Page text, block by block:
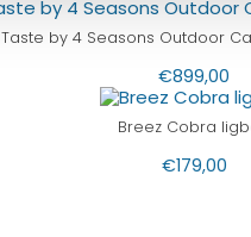
Taste by 4 Seasons Outdoor
€899,00
Breez Cobra
€179,00